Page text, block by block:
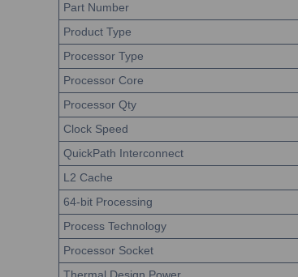
Part Number
Product Type
Processor Type
Processor Core
Processor Qty
Clock Speed
QuickPath Interconnect
L2 Cache
64-bit Processing
Process Technology
Processor Socket